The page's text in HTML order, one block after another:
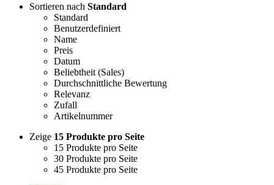
Sortieren nach Standard
Standard
Benutzerdefiniert
Name
Preis
Datum
Beliebtheit (Sales)
Durchschnittliche Bewertung
Relevanz
Zufall
Artikelnummer
Zeige 15 Produkte pro Seite
15 Produkte pro Seite
30 Produkte pro Seite
45 Produkte pro Seite